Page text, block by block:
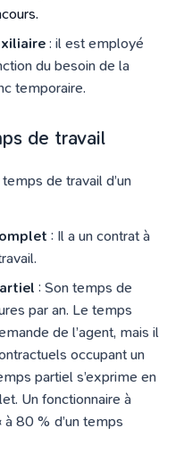
: il est employé
du besoin de la
temporaire.
de travail
de travail d’un
: Il a un contrat à
: Son temps de
par an. Le temps
de l’agent, mais il
occupant un
partiel s’exprime en
Un fonctionnaire à
80 % d’un temps